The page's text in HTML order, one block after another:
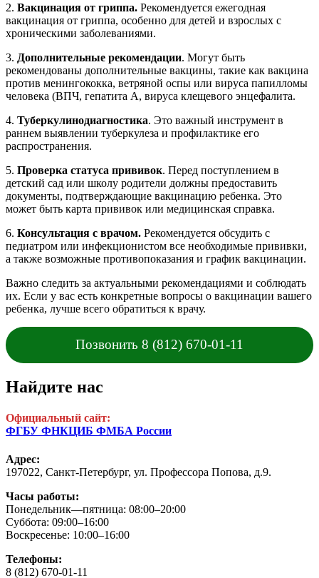
2. Вакцинация от гриппа. Рекомендуется ежегодная
вакцинация от гриппа, особенно для детей и взрослых с
хроническими заболеваниями.
3. Дополнительные рекомендации. Могут быть
рекомендованы дополнительные вакцины, такие как вакцина
против менингококка, ветряной оспы или вируса папилломы
человека (ВПЧ, гепатита А, вируса клещевого энцефалита.
4. Туберкулинодиагностика. Это важный инструмент в
раннем выявлении туберкулеза и профилактике его
распространения.
5. Проверка статуса прививок. Перед поступлением в
детский сад или школу родители должны предоставить
документы, подтверждающие вакцинацию ребенка. Это
может быть карта прививок или медицинская справка.
6. Консультация с врачом. Рекомендуется обсудить с
педиатром или инфекционистом все необходимые прививки,
а также возможные противопоказания и график вакцинации.
Важно следить за актуальными рекомендациями и соблюдать
их. Если у вас есть конкретные вопросы о вакцинации вашего
ребенка, лучше всего обратиться к врачу.
Позвонить 8 (812) 670-01-11
Найдите нас
Официальный сайт:
ФГБУ ФНКЦИБ ФМБА России
Адрес:
197022, Санкт-Петербург, ул. Профессора Попова, д.9.
Часы работы:
Понедельник—пятница: 08:00–20:00
Суббота: 09:00–16:00
Воскресенье: 10:00–16:00
Телефоны:
8 (812) 670-01-11